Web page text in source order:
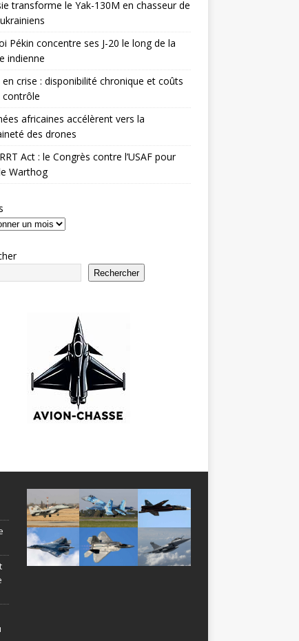
transforme le Yak-130M en chasseur de
Pékin concentre ses J-20 le long de la
indienne
en crise : disponibilité chronique et coûts
contrôle
africaines accélèrent vers la
des drones
Act : le Congrès contre l’USAF pour
Warthog
Rechercher